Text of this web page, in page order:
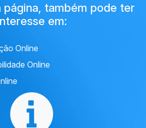
página, também pode ter
em:
Online
Online